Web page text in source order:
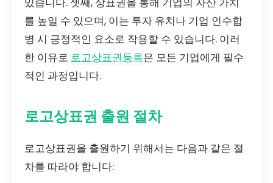
를 높일 수 있으며, 이는 투자 유치나 기업 인수합
병 시 긍정적인 요소로 작용할 수 있습니다. 이러
한 이유로 로고상표권등록은 모든 기업에게 필수
적인 과정입니다.
로고상표권 출원 절차
로고상표권을 출원하기 위해서는 다음과 같은 절
차를 따라야 합니다: